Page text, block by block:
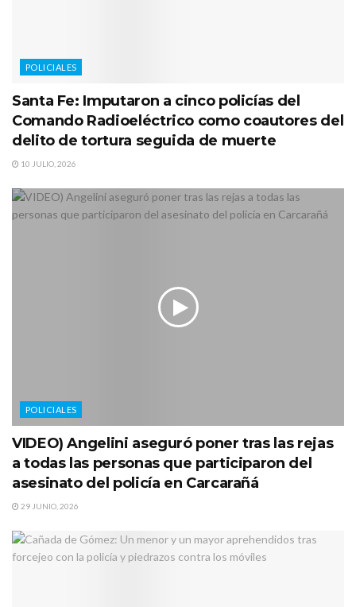
POLICIALES
Santa Fe: Imputaron a cinco policías del
Comando Radioeléctrico como coautores del
delito de tortura seguida de muerte
10 JULIO, 2026
POLICIALES
VIDEO) Angelini aseguró poner tras las rejas
a todas las personas que participaron del
asesinato del policía en Carcarañá
29 JUNIO, 2026